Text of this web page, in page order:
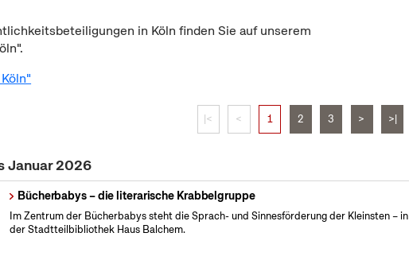
in Köln finden Sie auf unserem
|< < 1 2 3 > >|
Januar 2026
Bücherbabys – die literarische Krabbelgruppe
Im Zentrum der Bücherbabys steht die Sprach- und Sinnesförderung der Kleinsten – in
der Stadtteilbibliothek Haus Balchem.